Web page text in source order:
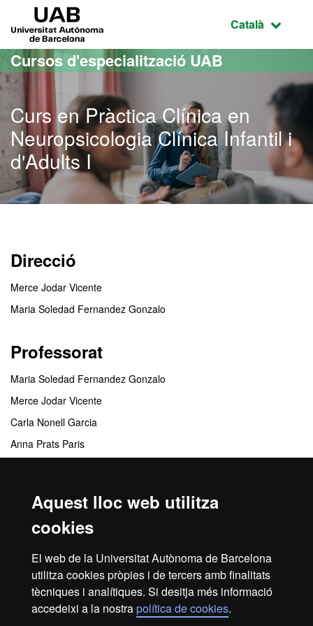
Aquest lloc web utilitza
cookies
El web de la Universitat Autònoma de Barcelona
utilitza cookies pròpies i de tercers amb finalitats
tècniques i analítiques. Si desitja més informació
accedeixi a la nostrapolítica de cookies.
Ves al contingut principal
Ves a la navegació de la pàgina
Idioma
Català
Cursos d'especialització UAB
Curs en Pràctica Clínica en
Neuropsicologia Clínica Infantil i
d'Adults I
Direcció
Merce Jodar Vicente
Maria Soledad Fernandez Gonzalo
Professorat
Maria Soledad Fernandez Gonzalo
Merce Jodar Vicente
Carla Nonell Garcia
Anna Prats Paris
Jordi Vicens Vilanova
Centres responsables
Departament de Psicologia Clínica i de la Salut